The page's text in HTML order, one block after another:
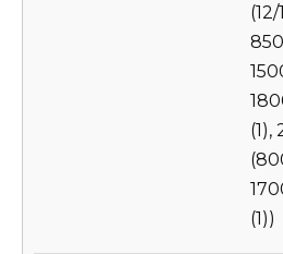
(1),
(1))